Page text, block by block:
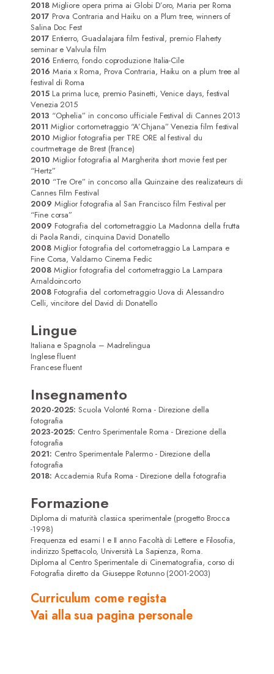
2018 Migliore opera prima ai Globi D’oro, Maria per Roma
2017 Prova Contraria and Haiku on a Plum tree, winners of
Salina Doc Fest
2017 Entierro, Guadalajara film festival, premio Flaherty
seminar e Valvula film
2016 Entierro, fondo coproduzione Italia-Cile
2016 Maria x Roma, Prova Contraria, Haiku on a plum tree al
festival di Roma
2015 La prima luce, premio Pasinetti, Venice days, festival
Venezia 2015
2013 “Ophelia” in concorso ufficiale Festival di Cannes 2013
2011 Miglior cortometraggio “A’Chjana” Venezia film festival
2010 Miglior fotografia per TRE ORE al festival du
courtmetrage de Brest (france)
2010 Miglior fotografia al Margherita short movie fest per
“Hertz”
2010 “Tre Ore” in concorso alla Quinzaine des realizateurs di
Cannes Film Festival
2009 Miglior fotografia al San Francisco film Festival per
“Fine corsa”
2009 Fotografia del cortometraggio La Madonna della frutta
di Paola Randi, cinquina David Donatello
2008 Miglior fotografia del cortometraggio La Lampara e
Fine Corsa, Valdarno Cinema Fedic
2008 Miglior fotografia del cortometraggio La Lampara
Arnaldoincorto
2008 Fotografia del cortometraggio Uova di Alessandro
Celli, vincitore del David di Donatello
Lingue
Italiana e Spagnola – Madrelingua
Inglese fluent
Francese fluent
Insegnamento
2020-2025: Scuola Volonté Roma - Direzione della
fotografia
2023-2025: Centro Sperimentale Roma - Direzione della
fotografia
2021: Centro Sperimentale Palermo - Direzione della
fotografia
2018: Accademia Rufa Roma - Direzione della fotografia
Formazione
Diploma di maturità classica sperimentale (progetto Brocca
-1998)
Frequenza ed esami I e II anno Facoltà di Lettere e Filosofia,
indirizzo Spettacolo, Università La Sapienza, Roma.
Diploma al Centro Sperimentale di Cinematografia, corso di
Fotografia diretto da Giuseppe Rotunno (2001-2003)
Curriculum come regista
Vai alla sua pagina personale